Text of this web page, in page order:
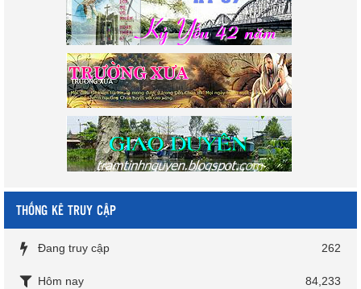
THỐNG KÊ TRUY CẬP
Đang truy cập 262
Hôm nay
84,233